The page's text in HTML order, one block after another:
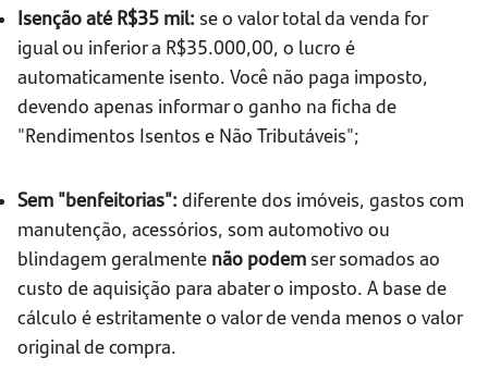
Isenção até R$35 mil: se o valor total da venda for
igual ou inferior a R$35.000,00, o lucro é
automaticamente isento. Você não paga imposto,
devendo apenas informar o ganho na ficha de
"Rendimentos Isentos e Não Tributáveis";
Sem "benfeitorias": diferente dos imóveis, gastos com
manutenção, acessórios, som automotivo ou
blindagem geralmente não podem ser somados ao
custo de aquisição para abater o imposto. A base de
cálculo é estritamente o valor de venda menos o valor
original de compra.